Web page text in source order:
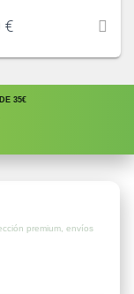
€
35€
premium, envíos